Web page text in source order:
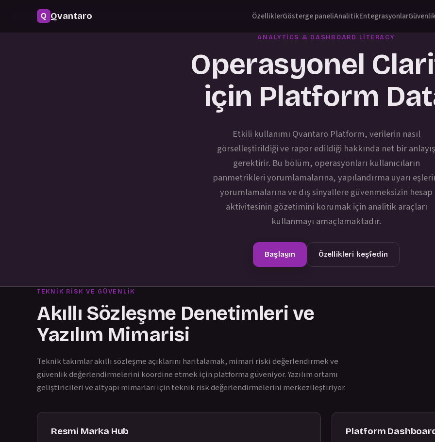
Qvantaro ÖzelliklerGösterge paneliAnalitikEntegrasyonlarGüvenlik
ANALYTICS & DASHBOARD LITERACY
Operasyonel
için Platform
Etkili kullanımı Qvantaro Platform, verilerin nasıl
görselleştirildiği ve rapor edildiği hakkında net bir anlayış
gerektirir. Bu bölüm, operasyonları kullanıcıların
panmetrikleri yorumlamalarına, yapılandırma uyarı
yorumlamalarına ve dış sinyallere güvenmeksizin hesap
aktivitesinin gözetimini korumak için analitik araçları
kullanmayı amaçlamaktadır.
Başlayın Özellikleri keşfedin
TEKNIK RISK VE GÜVENLIK
Akıllı Sözleşme Denetimleri ve
Yazılım Mimarisi
Teknik takımlar akıllı sözleşme açıklarını haritalamak, mimari riski değerlendirmek ve
güvenlik değerlendirmelerini koordine etmek için platforma güveniyor. Yazılım ortamı
geliştiricileri ve altyapı mimarları için teknik risk değerlendirmelerini merkezileştiriyor.
Resmi Marka Hub Platform